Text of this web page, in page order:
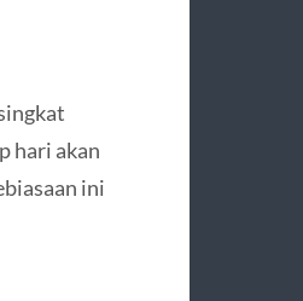
hari akan
ini